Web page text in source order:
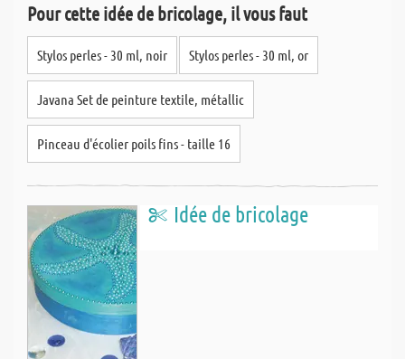
Pour cette idée de bricolage, il vous faut
Stylos perles - 30 ml, noir Stylos perles - 30 ml, or
Javana Set de peinture textile, métallic
Pinceau d'écolier poils fins - taille 16
Idée de bricolage